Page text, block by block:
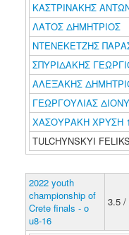
ΚΑΣΤΡΙΝΑΚΗΣ
ΛΑΤΟΣ ΔΗΜΗΤΡΙΟΣ
ΝΤΕΝΕΚΕΤΖΗΣ
ΣΠΥΡΙΔΑΚΗΣ
ΑΛΕΞΑΚΗΣ
ΓΕΩΡΓΟΥΛΙΑΣ
ΧΑΣΟΥΡΑΚΗ ΧΡΥΣΗ
TULCHYNSKYI
2022 youth
championship of
Crete finals - o
u8-16
3.5 /